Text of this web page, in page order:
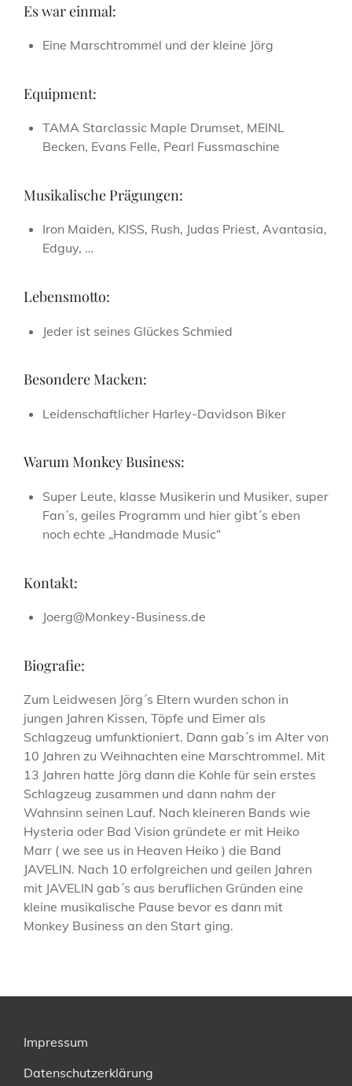
Es war einmal:
Eine Marschtrommel und der kleine Jörg
Equipment:
TAMA Starclassic Maple Drumset, MEINL
Becken, Evans Felle, Pearl Fussmaschine
Musikalische Prägungen:
Iron Maiden, KISS, Rush, Judas Priest, Avantasia,
Edguy, …
Lebensmotto:
Jeder ist seines Glückes Schmied
Besondere Macken:
Leidenschaftlicher Harley-Davidson Biker
Warum Monkey Business:
Super Leute, klasse Musikerin und Musiker, super
Fan´s, geiles Programm und hier gibt´s eben
noch echte „Handmade Music“
Kontakt:
Joerg@Monkey-Business.de
Biografie:
Zum Leidwesen Jörg´s Eltern wurden schon in
jungen Jahren Kissen, Töpfe und Eimer als
Schlagzeug umfunktioniert. Dann gab´s im Alter von
10 Jahren zu Weihnachten eine Marschtrommel. Mit
13 Jahren hatte Jörg dann die Kohle für sein erstes
Schlagzeug zusammen und dann nahm der
Wahnsinn seinen Lauf. Nach kleineren Bands wie
Hysteria oder Bad Vision gründete er mit Heiko
Marr ( we see us in Heaven Heiko ) die Band
JAVELIN. Nach 10 erfolgreichen und geilen Jahren
mit JAVELIN gab´s aus beruflichen Gründen eine
kleine musikalische Pause bevor es dann mit
Monkey Business an den Start ging.
Impressum
Datenschutzerklärung